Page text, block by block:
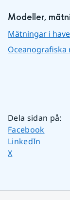
Modeller,
Mätningar i
Oceanografiska
Dela sidan på:
Dela sidan på
Facebook
Dela sidan på
LinkedIn
Dela sidan på
X